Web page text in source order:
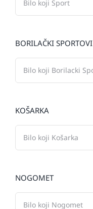
BORILAČKI SPORTOVI
KOŠARKA
NOGOMET